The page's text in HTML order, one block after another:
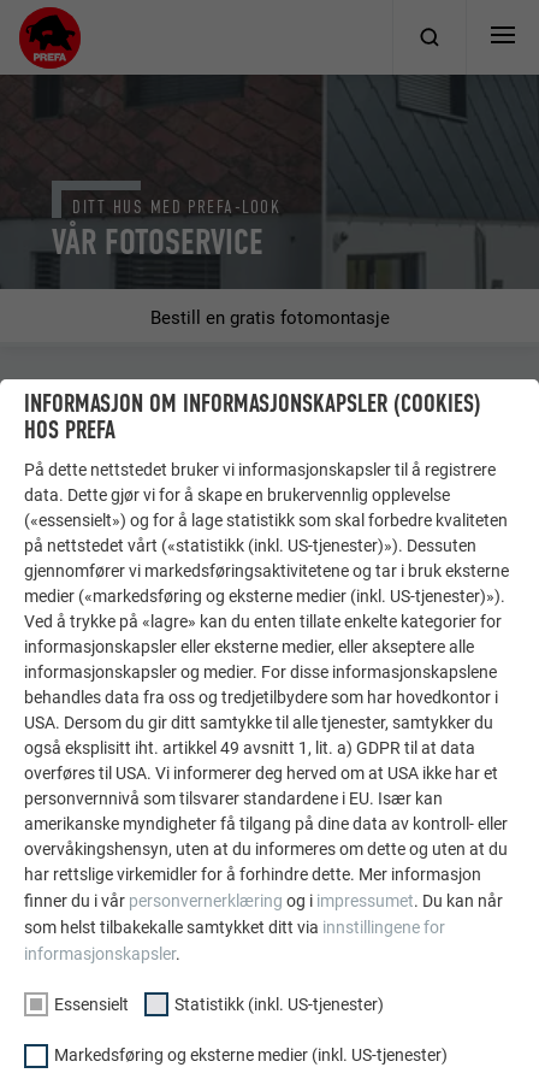
VÅR FOTOSERVICE
DITT HUS MED PREFA-LOOK
Bestill en gratis fotomontasje
Ønsker du å vise hvordan huset ditt kommer til å se ut
med et PREFA tak eller PREFA fasade? Vi lager gjerne en
fotomontasje og sender den til deg! Gå ganske enkelt
gjennom vår fotoservice klikk for klikk.
Du interesserer deg for ...*
PREFA TAK
PREFA FASADE
PREFA TAK OG FASADE
SLIK KOMMER DU I GANG
Bærekraft
av deg
INFORMASJON OM INFORMASJONSKAPSLER (COOKIES)
HOS PREFA
På dette nettstedet bruker vi informasjonskapsler til å registrere
data. Dette gjør vi for å skape en brukervennlig opplevelse
(«essensielt») og for å lage statistikk som skal forbedre kvaliteten
på nettstedet vårt («statistikk (inkl. US-tjenester)»). Dessuten
gjennomfører vi markedsføringsaktivitetene og tar i bruk eksterne
medier («markedsføring og eksterne medier (inkl. US-tjenester)»).
Ved å trykke på «lagre» kan du enten tillate enkelte kategorier for
informasjonskapsler eller eksterne medier, eller akseptere alle
informasjonskapsler og medier. For disse informasjonskapslene
behandles data fra oss og tredjetilbydere som har hovedkontor i
USA. Dersom du gir ditt samtykke til alle tjenester, samtykker du
også eksplisitt iht. artikkel 49 avsnitt 1, lit. a) GDPR til at data
overføres til USA. Vi informerer deg herved om at USA ikke har et
personvernnivå som tilsvarer standardene i EU. Især kan
amerikanske myndigheter få tilgang på dine data av kontroll- eller
overvåkingshensyn, uten at du informeres om dette og uten at du
har rettslige virkemidler for å forhindre dette. Mer informasjon
finner du i vår personvernerklæring og i impressumet. Du kan når
som helst tilbakekalle samtykket ditt via innstillingene for
informasjonskapsler.
Essensielt Statistikk (inkl. US-tjenester)
Markedsføring og eksterne medier (inkl. US-tjenester)